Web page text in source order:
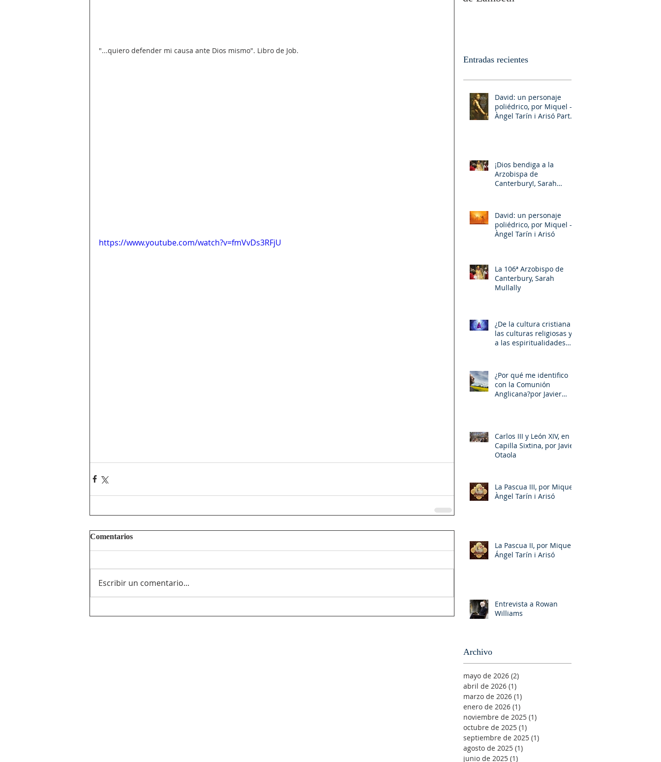
"...quiero defender mi causa ante Dios mismo". Libro de Job.
https://www.youtube.com/watch?v=fmVvDs3RFjU
Comentarios
Escribir un comentario...
Entradas recientes
David: un personaje
poliédrico, por Miquel –
Àngel Tarín i Arisó Parte
¡Dios bendiga a la
Arzobispa de
Canterbury!, Sarah
David: un personaje
poliédrico, por Miquel –
Àngel Tarín i Arisó
La 106ª Arzobispo de
Canterbury, Sarah
Mullally
¿De la cultura cristiana a
las culturas religiosas y
a las espiritualidades
¿Por qué me identifico
con la Comunión
Anglicana?por Javier
Carlos III y León XIV, en la
Capilla Sixtina, por Javier
Otaola
La Pascua III, por Miquel-
Àngel Tarín i Arisó
La Pascua II, por Miquel-
Ángel Tarín i Arisó
Entrevista a Rowan
Williams
Archivo
mayo de 2026 (2)
abril de 2026 (1)
marzo de 2026 (1)
enero de 2026 (1)
noviembre de 2025 (1)
octubre de 2025 (1)
septiembre de 2025 (1)
agosto de 2025 (1)
junio de 2025 (1)